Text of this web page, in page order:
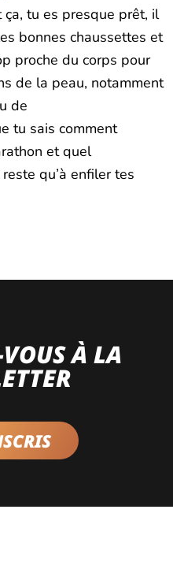
ça, tu es presque prêt, il
bonnes chaussettes et
proche du corps pour
de la peau, notamment
de
tu sais comment
et quel
qu’à enfiler tes
À LA